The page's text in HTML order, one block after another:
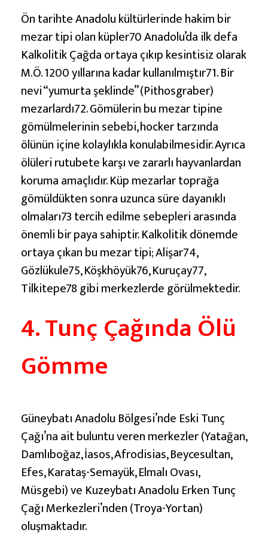
Ön tarihte Anadolu kültürlerinde hakim bir
mezar tipi olan küpler70 Anadolu’da ilk defa
Kalkolitik Çağda ortaya çıkıp kesintisiz olarak
M.Ö. 1200 yıllarına kadar kullanılmıştır71. Bir
nevi “yumurta şeklinde” (Pithosgraber)
mezarlardı72. Gömülerin bu mezar tipine
gömülmelerinin sebebi, hocker tarzında
ölünün içine kolaylıkla konulabilmesidir. Ayrıca
ölüleri rutubete karşı ve zararlı hayvanlardan
koruma amaçlıdır. Küp mezarlar toprağa
gömüldükten sonra uzunca süre dayanıklı
olmaları73 tercih edilme sebepleri arasında
önemli bir paya sahiptir. Kalkolitik dönemde
ortaya çıkan bu mezar tipi; Alişar74,
Gözlükule75, Köşkhöyük76, Kuruçay77,
Tilkitepe78 gibi merkezlerde görülmektedir.
4. Tunç Çağında Ölü
Gömme
Güneybatı Anadolu Bölgesi’nde Eski Tunç
Çağı’na ait buluntu veren merkezler (Yatağan,
Damlıboğaz, İasos, Afrodisias, Beycesultan,
Efes, Karataş-Semayük, Elmalı Ovası,
Müsgebi) ve Kuzeybatı Anadolu Erken Tunç
Çağı Merkezleri’nden (Troya-Yortan)
oluşmaktadır.